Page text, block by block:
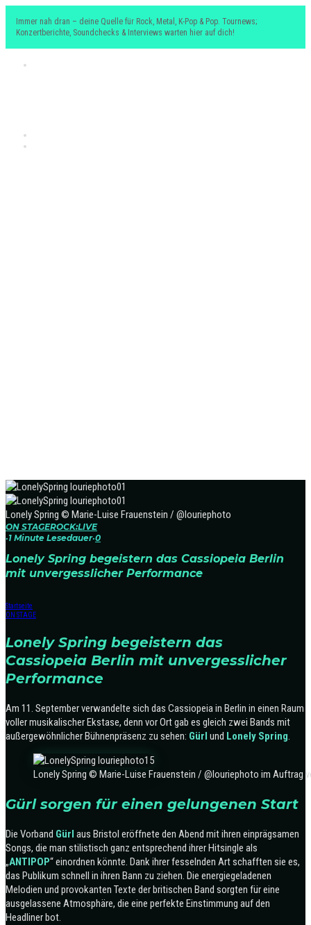
Immer nah dran – deine Quelle für Rock, Metal, K-Pop & Pop. Tournews;
Konzertberichte, Soundchecks & Interviews warten hier auf dich!
Lonely Spring © Marie-Luise Frauenstein / @louriephoto
ON STAGEROCK:LIVE
·1 Minute Lesedauer·0
Lonely Spring begeistern das Cassiopeia Berlin
mit unvergesslicher Performance
Startseite
ON STAGE
Lonely Spring begeistern das
Cassiopeia Berlin mit unvergesslicher
Performance
Am 11. September verwandelte sich das Cassiopeia in Berlin in einen Raum
voller musikalischer Ekstase, denn vor Ort gab es gleich zwei Bands mit
außergewöhnlicher Bühnenpräsenz zu sehen: Gürl und Lonely Spring.
Lonely Spring © Marie-Luise Frauenstein / @louriephoto im Auftrag
Gürl sorgen für einen gelungenen Start
Die Vorband Gürl aus Bristol eröffnete den Abend mit ihren einprägsamen
Songs, die man stilistisch ganz entsprechend ihrer Hitsingle als
„ANTIPOP“ einordnen könnte. Dank ihrer fesselnden Art schafften sie es,
das Publikum schnell in ihren Bann zu ziehen. Die energiegeladenen
Melodien und provokanten Texte der britischen Band sorgten für eine
ausgelassene Atmosphäre, die eine perfekte Einstimmung auf den
Headliner bot.